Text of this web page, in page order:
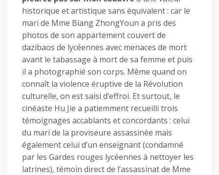
historique et artistique sans équivalent : car le
mari de Mme Biang ZhongYoun a pris des
photos de son appartement couvert de
dazibaos de lycéennes avec menaces de mort
avant le tabassage à mort de sa femme et puis
il a photographié son corps. Même quand on
connaît la violence éruptive de la Révolution
culturelle, on est saisi d’effroi. Et surtout, le
cinéaste Hu Jie a patiemment recueilli trois
témoignages accablants et concordants : celui
du mari de la proviseure assassinée mais
également celui d’un enseignant (condamné
par les Gardes rouges lycéennes à nettoyer les
latrines), témoin direct de l’assassinat de Mme